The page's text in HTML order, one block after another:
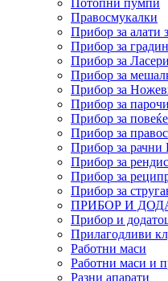
Правосмукалки
Прибор за алати
Прибор за
Прибор за
Прибор за
Прибор за
Прибор за
Прибор за
Прибор за
Прибор за
Прибор за
Прибор за
Прибор за
ПРИБОР И
Прибор и
Прилагодливи
Работни маси
Работни маси и
Разни апарати